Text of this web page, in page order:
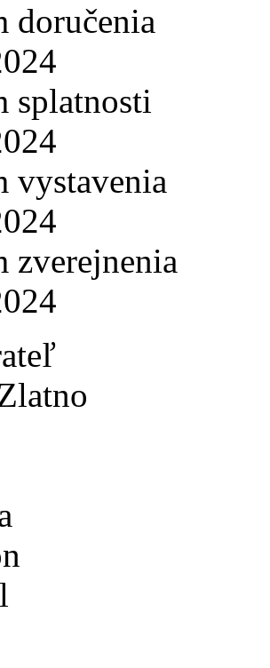
doručenia
splatnosti
vystavenia
zverejnenia